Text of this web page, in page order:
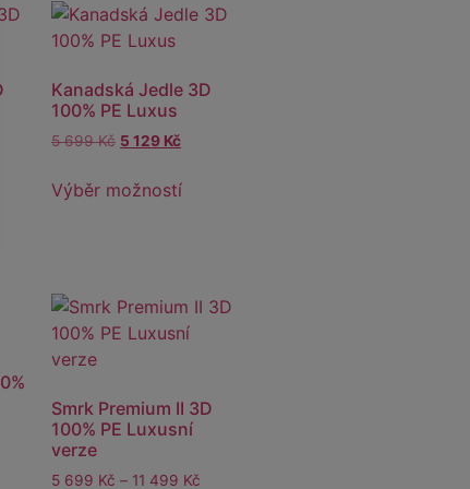
Kanadská Jedle 3D
100% PE Luxus
5 699Kč 5 129 Kč
Výběr možností
Smrk Premium II 3D
100% PE Luxusní
verze
5 699 Kč – 11 499 Kč